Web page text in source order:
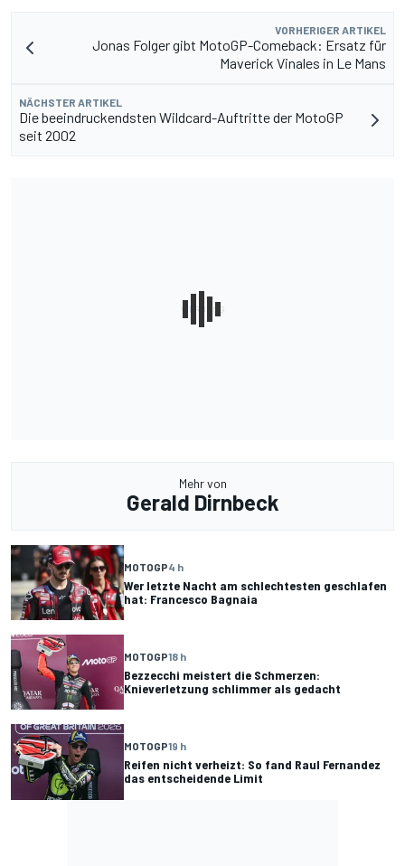
VORHERIGER ARTIKEL
Jonas Folger gibt MotoGP-Comeback: Ersatz für
Maverick Vinales in Le Mans
NÄCHSTER ARTIKEL
Die beeindruckendsten Wildcard-Auftritte der MotoGP
seit 2002
Mehr von
Gerald Dirnbeck
MOTOGP4 h
Wer letzte Nacht am schlechtesten geschlafen
hat: Francesco Bagnaia
MOTOGP18 h
Bezzecchi meistert die Schmerzen:
Knieverletzung schlimmer als gedacht
MOTOGP19 h
Reifen nicht verheizt: So fand Raul Fernandez
das entscheidende Limit